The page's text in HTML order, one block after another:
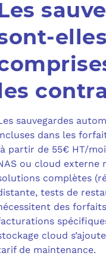
elles
sauvegardes
dans les
partir de 55€ HT/
ou cloud externe
complètes
tests de
des
cloud
de maintenance.